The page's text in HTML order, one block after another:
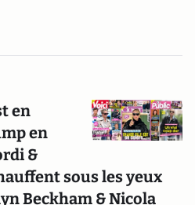
en
en
&
sous les yeux
Beckham & Nicola